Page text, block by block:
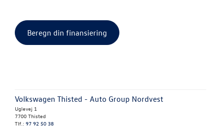
Beregn din finansiering
Volkswagen Thisted - Auto Group Nordvest
Uglevej 1
7700 Thisted
Tlf.: 97 92 50 38